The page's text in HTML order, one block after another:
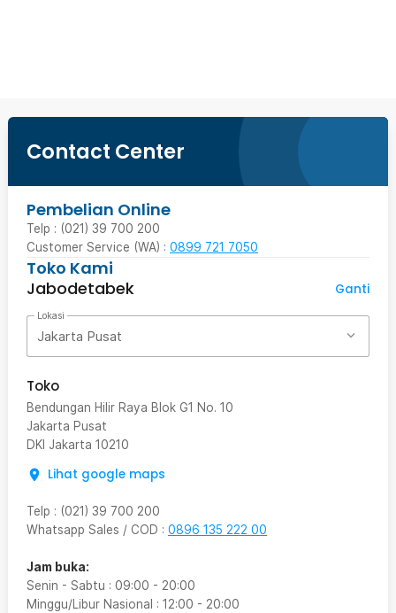
Contact Center
Pembelian Online
Telp : (021) 39 700 200
Customer Service (WA) : 0899 721 7050
Toko Kami
Jabodetabek
Ganti
Lokasi
Jakarta Pusat
Toko
Bendungan Hilir Raya Blok G1 No. 10
Jakarta Pusat
DKI Jakarta 10210
Lihat google maps
Telp : (021) 39 700 200
Whatsapp Sales / COD : 0896 135 222 00
Jam buka:
Senin - Sabtu : 09:00 - 20:00
Minggu/Libur Nasional : 12:00 - 20:00